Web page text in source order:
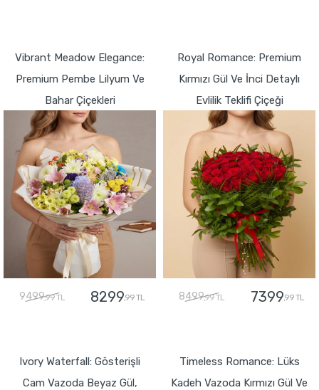
Vibrant Meadow Elegance:
Premium Pembe Lilyum Ve
Bahar Çiçekleri
9499,99 TL 8299,99 TL
Royal Romance: Premium
Kırmızı Gül Ve İnci Detaylı
Evlilik Teklifi Çiçeği
8499,99 TL 7399,99 TL
Ivory Waterfall: Gösterişli
Cam Vazoda Beyaz Gül,
Timeless Romance: Lüks
Kadeh Vazoda Kırmızı Gül Ve